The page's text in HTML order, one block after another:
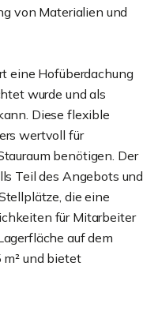
von Materialien und
eine Hofüberdachung
wurde und als
Diese flexible
wertvoll für
benötigen. Der
Teil des Angebots und
die eine
für Mitarbeiter
auf dem
und bietet